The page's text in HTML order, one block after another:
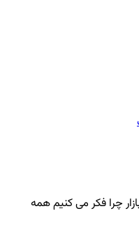
چرا فکر می کنیم همه